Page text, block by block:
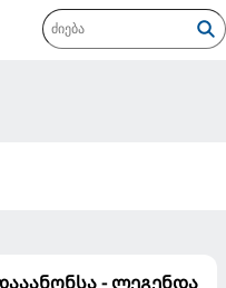
- ლეგენდა